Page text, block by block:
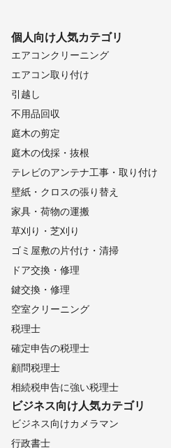
個人向け人気カテゴリ
エアコンクリーニング
エアコン取り付け
引越し
不用品回収
庭木の剪定
庭木の伐採・抜根
テレビのアンテナ工事・取り付け
壁紙・クロスの張り替え
家具・荷物の運搬
草刈り・芝刈り
ゴミ屋敷の片付け・清掃
ドア交換・修理
鍵交換・修理
空室クリーニング
税理士
確定申告の税理士
顧問税理士
相続税申告に強い税理士
ビジネス向け人気カテゴリ
ビジネス向けカメラマン
行政書士